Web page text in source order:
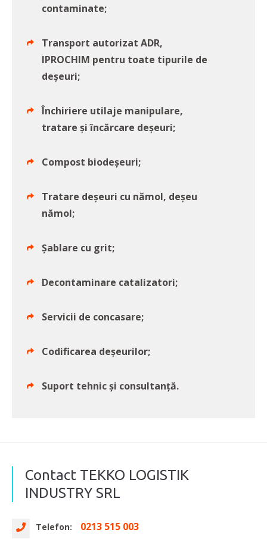
contaminate;
Transport autorizat ADR,
IPROCHIM pentru toate tipurile de
deşeuri;
Închiriere utilaje manipulare,
tratare şi încărcare deşeuri;
Compost biodeşeuri;
Tratare deşeuri cu nămol, deşeu
nămol;
Şablare cu grit;
Decontaminare catalizatori;
Servicii de concasare;
Codificarea deşeurilor;
Suport tehnic şi consultanţă.
Contact TEKKO LOGISTIK
INDUSTRY SRL
Telefon: 0213 515 003